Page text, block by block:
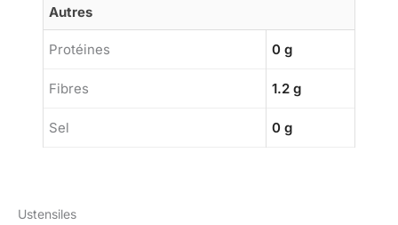
Autres
Protéines 0 g
Fibres 1.2 g
Sel 0 g
Ustensiles